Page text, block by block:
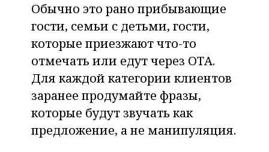
Обычно это рано прибывающие
гости, семьи с детьми, гости,
которые приезжают что-то
отмечать или едут через ОТА.
Для каждой категории клиентов
заранее продумайте фразы,
которые будут звучать как
предложение, а не манипуляция.